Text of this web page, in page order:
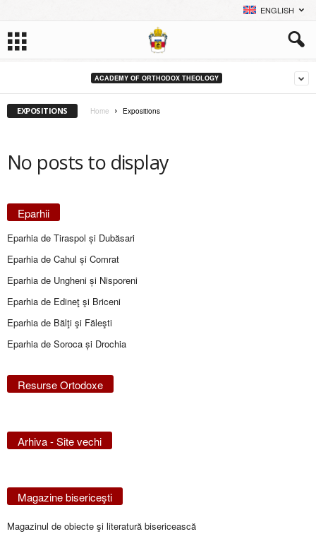
ENGLISH
ACADEMY OF ORTHODOX THEOLOGY
EXPOSITIONS Home Expositions
No posts to display
Eparhii
Eparhia de Tiraspol și Dubăsari
Eparhia de Cahul și Comrat
Eparhia de Ungheni și Nisporeni
Eparhia de Edineţ şi Briceni
Eparhia de Bălţi şi Făleşti
Eparhia de Soroca și Drochia
Resurse Ortodoxe
Arhiva - Site vechi
Magazine bisericeşti
Magazinul de obiecte şi literatură bisericească